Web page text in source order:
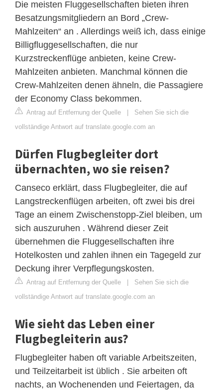
Die meisten Fluggesellschaften bieten ihren
Besatzungsmitgliedern an Bord „Crew-
Mahlzeiten“ an . Allerdings weiß ich, dass einige
Billigfluggesellschaften, die nur
Kurzstreckenflüge anbieten, keine Crew-
Mahlzeiten anbieten. Manchmal können die
Crew-Mahlzeiten denen ähneln, die Passagiere
der Economy Class bekommen.
Antrag auf Entfernung der Quelle | Sehen Sie sich die
vollständige Antwort auf translate.google.com an
Dürfen Flugbegleiter dort
übernachten, wo sie reisen?
Canseco erklärt, dass Flugbegleiter, die auf
Langstreckenflügen arbeiten, oft zwei bis drei
Tage an einem Zwischenstopp-Ziel bleiben, um
sich auszuruhen . Während dieser Zeit
übernehmen die Fluggesellschaften ihre
Hotelkosten und zahlen ihnen ein Tagegeld zur
Deckung ihrer Verpflegungskosten.
Antrag auf Entfernung der Quelle | Sehen Sie sich die
vollständige Antwort auf translate.google.com an
Wie sieht das Leben einer
Flugbegleiterin aus?
Flugbegleiter haben oft variable Arbeitszeiten,
und Teilzeitarbeit ist üblich . Sie arbeiten oft
nachts, an Wochenenden und Feiertagen, da